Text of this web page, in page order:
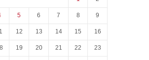
5 6 7 8 9
12 13 14 15 16
19 20 21 22 23